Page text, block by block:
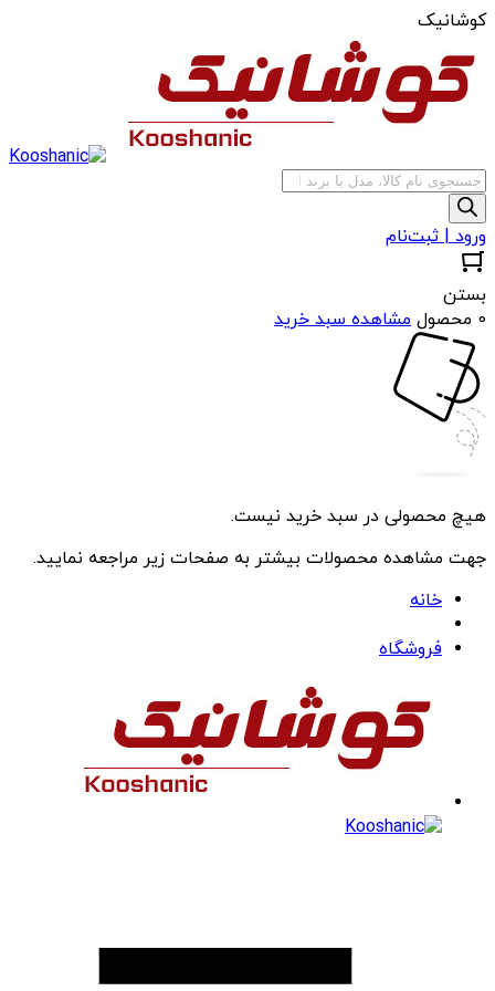
کوشانیک
جستجوی
محصولات
ورود | ثبت‌نام
بستن
0 محصول
مشاهده سبد خرید
هیچ محصولی در سبد خرید نیست.
جهت مشاهده محصولات بیشتر به صفحات زیر مراجعه نمایید.
خانه
فروشگاه